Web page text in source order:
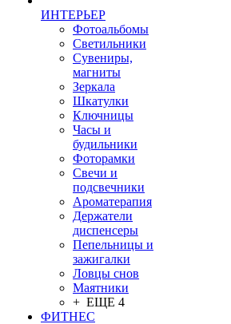
ИНТЕРЬЕР
Фотоальбомы
Светильники
Сувениры,
магниты
Зеркала
Шкатулки
Ключницы
Часы и
будильники
Фоторамки
Свечи и
подсвечники
Ароматерапия
Держатели
диспенсеры
Пепельницы и
зажигалки
Ловцы снов
Маятники
+ ЕЩЕ 4
ФИТНЕС